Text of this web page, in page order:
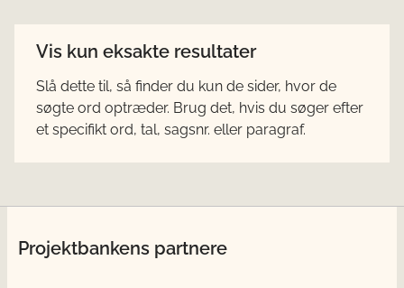
Vis kun eksakte resultater
Slå dette til, så finder du kun de sider, hvor de
søgte ord optræder. Brug det, hvis du søger efter
et specifikt ord, tal, sagsnr. eller paragraf.
Projektbankens partnere